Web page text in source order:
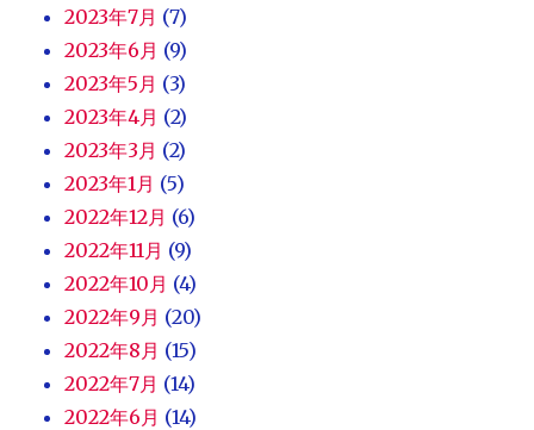
2023年7月 (7)
2023年6月 (9)
2023年5月 (3)
2023年4月 (2)
2023年3月 (2)
2023年1月 (5)
2022年12月 (6)
2022年11月 (9)
2022年10月 (4)
2022年9月 (20)
2022年8月 (15)
2022年7月 (14)
2022年6月 (14)